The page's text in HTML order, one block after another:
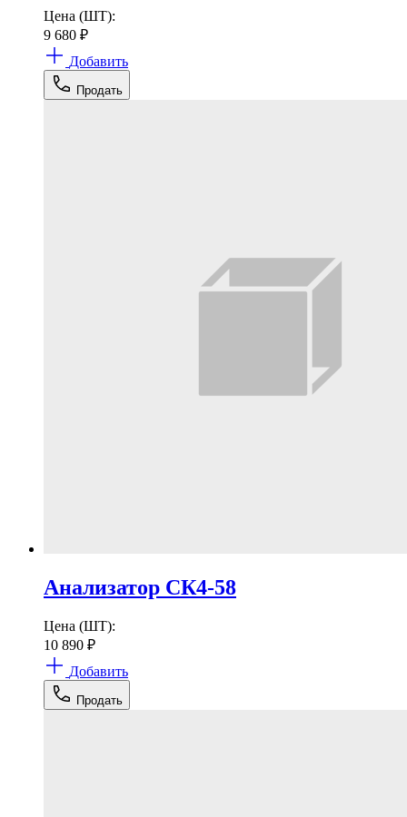
Цена (ШТ):
9 680 ₽
Добавить
Продать
Анализатор СК4-58
Цена (ШТ):
10 890 ₽
Добавить
Продать